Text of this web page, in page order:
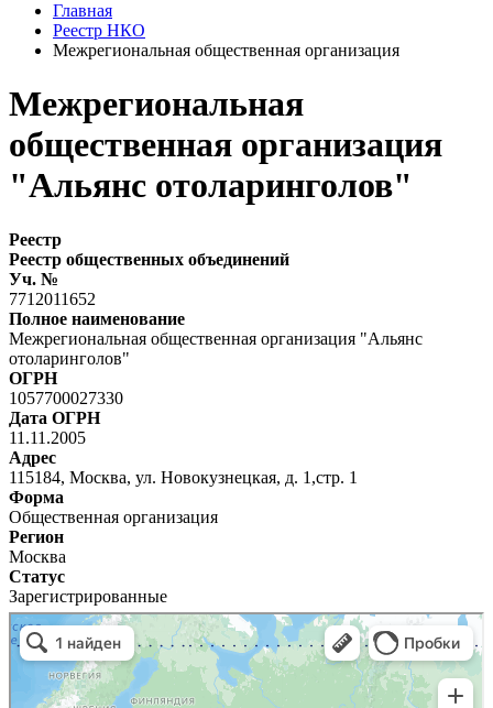
Главная
Реестр НКО
Межрегиональная общественная организация
Межрегиональная
общественная организация
"Альянс отоларинголов"
Реестр
Реестр общественных объединений
Уч. №
7712011652
Полное наименование
Межрегиональная общественная организация "Альянс
отоларинголов"
ОГРН
1057700027330
Дата ОГРН
11.11.2005
Адрес
115184, Москва, ул. Новокузнецкая, д. 1,стр. 1
Форма
Общественная организация
Регион
Москва
Статус
Зарегистрированные